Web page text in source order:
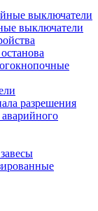
выключатели
выключатели
разрешения